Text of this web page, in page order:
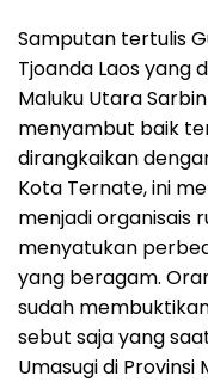
Samputan tertulis
Tjoanda Laos yang
Maluku Utara
menyambut baik
dirangkaikan
Kota Ternate, ini
menjadi organisais
menyatukan
yang beragam.
sudah
sebut saja yang
Umasugi di Provinsi